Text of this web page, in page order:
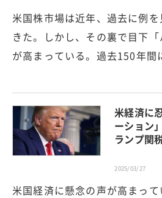
米国株市場は近年、過去に例
きた。しかし、その裏で目下
が高まっている。過去150年
米経済に
ーション
ランプ関
2025/03/27
米国経済に懸念の声が高まっ